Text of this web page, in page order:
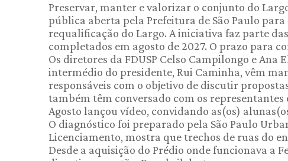
Preservar, manter e valorizar o conjunto do
pública aberta pela Prefeitura de São Paulo
requalificação do Largo. A iniciativa faz parte
completados em agosto de 2027. O prazo para
Os diretores da FDUSP Celso Campilongo e Ana
intermédio do presidente, Rui Caminha, vêm
responsáveis com o objetivo de discutir
também têm conversado com os
Agosto lançou vídeo, convidando as(os)
O diagnóstico foi preparado pela São Paulo
Licenciamento, mostra que trechos de ruas do
Desde a aquisição do Prédio onde funcionava a